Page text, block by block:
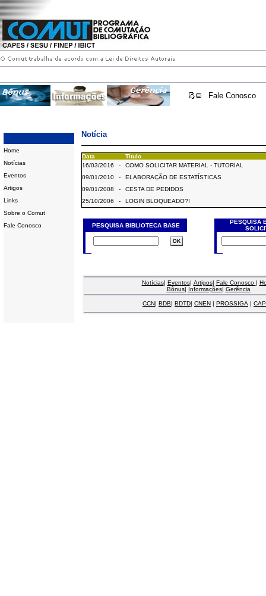
Fale Conosco
Home
Notícias
Eventos
Artigos
Links
Sobre o Comut
Fale Conosco
Notícia
Data
Título
16/03/2016
-
COMO SOLICITAR MATERIAL - TUTORIAL
09/01/2010
-
ELABORAÇÃO DE ESTATÍSTICAS
09/01/2008
-
CESTA DE PEDIDOS
25/10/2006
- LOGIN BLOQUEADO?!
PESQUISA BIBLIOTECA BASE
PESQUISA
Notícias| Eventos| Artigos| Fale Conosco |
Bônus| Informações| Gerência
CCN| BDB| BDTD| CNEN | PROSSIGA |